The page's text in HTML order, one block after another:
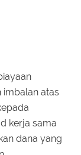
imbalan atas
kerja sama
dana yang